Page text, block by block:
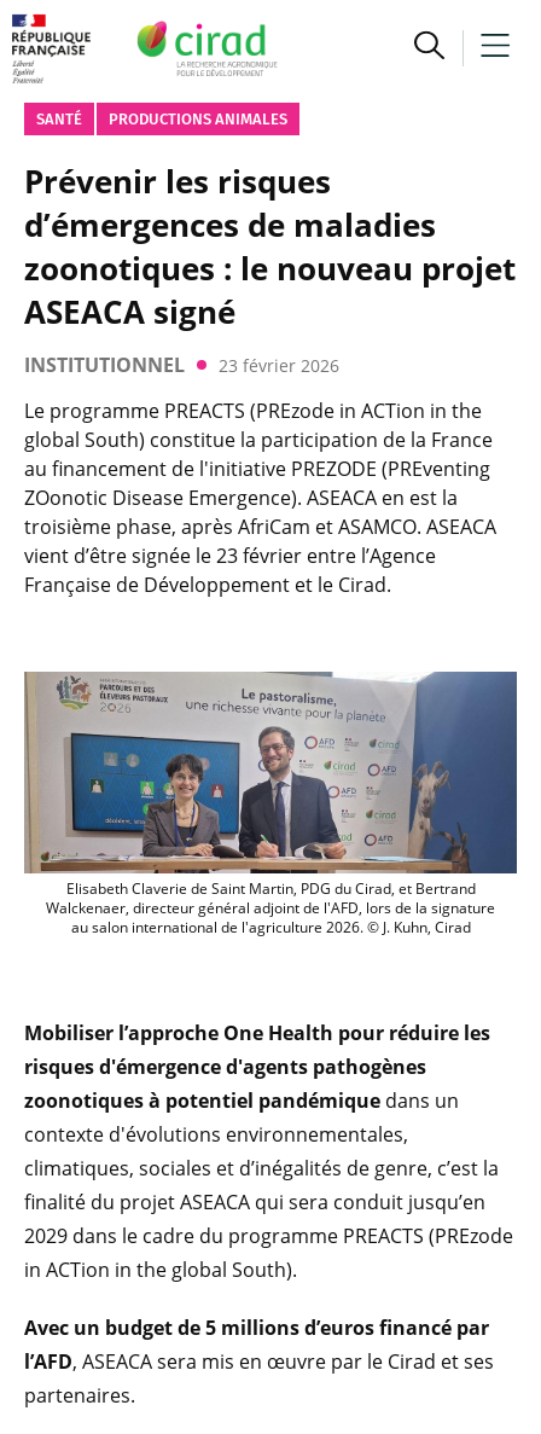
SANTÉ PRODUCTIONS ANIMALES
Prévenir les risques
d’émergences de maladies
zoonotiques : le nouveau projet
ASEACA signé
INSTITUTIONNEL 23 février 2026
Le programme PREACTS (PREzode in ACTion in the
global South) constitue la participation de la France
au financement de l'initiative PREZODE (PREventing
ZOonotic Disease Emergence). ASEACA en est la
troisième phase, après AfriCam et ASAMCO. ASEACA
vient d’être signée le 23 février entre l’Agence
Française de Développement et le Cirad.
Elisabeth Claverie de Saint Martin,
Elisabeth Claverie de Saint Martin, PDG du Cirad, et Bertrand
Walckenaer, directeur général adjoint de l'AFD, lors de la signature
au salon international de l'agriculture 2026. © J. Kuhn, Cirad
Mobiliser l’approche One Health pour réduire les
risques d'émergence d'agents pathogènes
zoonotiques à potentiel pandémique dans un
contexte d'évolutions environnementales,
climatiques, sociales et d’inégalités de genre, c’est la
finalité du projet ASEACA qui sera conduit jusqu’en
2029 dans le cadre du programme PREACTS (PREzode
in ACTion in the global South).
Avec un budget de 5 millions d’euros financé par
l’AFD, ASEACA sera mis en œuvre par le Cirad et ses
partenaires.